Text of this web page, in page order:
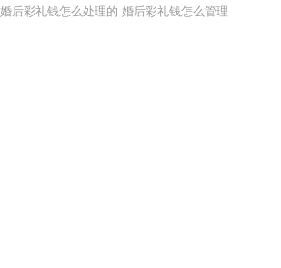
婚后彩礼钱怎么处理的 婚后彩礼钱怎么管理